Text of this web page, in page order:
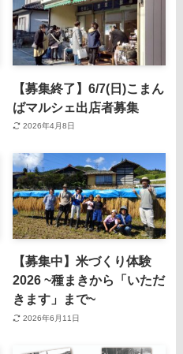
【募集終了】6/7(日)こまん
ばマルシェ出店者募集
2026年4月8日
【募集中】米づくり体験
2026 ~種まきから「いただ
きます」まで~
2026年6月11日